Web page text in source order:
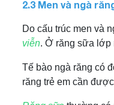
2.3 Men và ngà
Do cấu trúc men và
viễn. Ở răng sữa lớp
Tế bào ngà răng có
răng trẻ em cần